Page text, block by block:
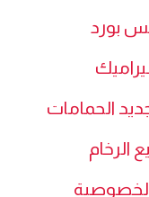
بورد​
الحمامات​
الرخام​